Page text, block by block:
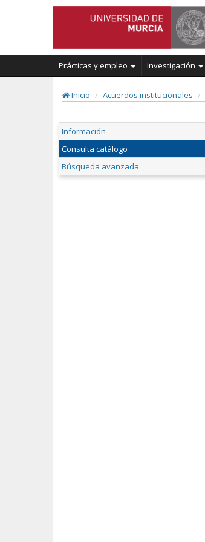
Prácticas y empleo Investigación
Inicio Acuerdos institucionales
Información
Consulta catálogo
Búsqueda avanzada